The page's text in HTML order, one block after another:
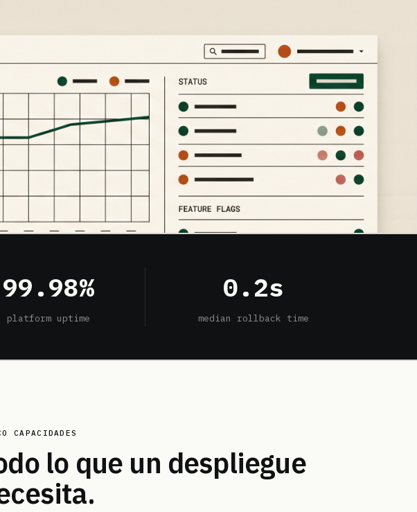
99.98%
platform uptime
0.2s
median rollback time
CAPACIDADES
lo que un despliegue